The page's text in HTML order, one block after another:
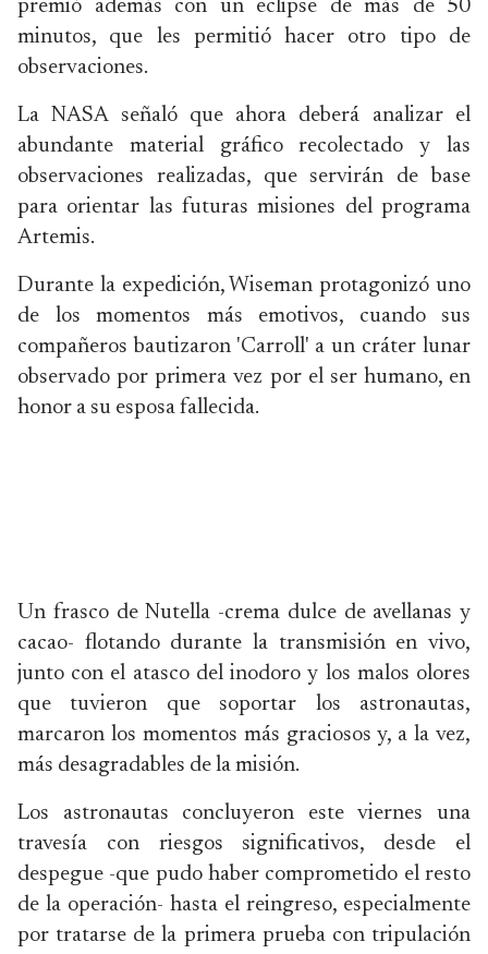
premió además con un eclipse de más de 50
minutos, que les permitió hacer otro tipo de
observaciones.
La NASA señaló que ahora deberá analizar el
abundante material gráfico recolectado y las
observaciones realizadas, que servirán de base
para orientar las futuras misiones del programa
Artemis.
Durante la expedición, Wiseman protagonizó uno
de los momentos más emotivos, cuando sus
compañeros bautizaron 'Carroll' a un cráter lunar
observado por primera vez por el ser humano, en
honor a su esposa fallecida.
Un frasco de Nutella -crema dulce de avellanas y
cacao- flotando durante la transmisión en vivo,
junto con el atasco del inodoro y los malos olores
que tuvieron que soportar los astronautas,
marcaron los momentos más graciosos y, a la vez,
más desagradables de la misión.
Los astronautas concluyeron este viernes una
travesía con riesgos significativos, desde el
despegue -que pudo haber comprometido el resto
de la operación- hasta el reingreso, especialmente
por tratarse de la primera prueba con tripulación